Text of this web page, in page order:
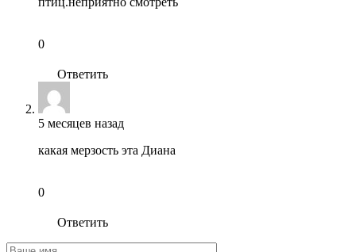
0
Ответить
5 месяцев назад
какая мерзость эта Диана
0
Ответить